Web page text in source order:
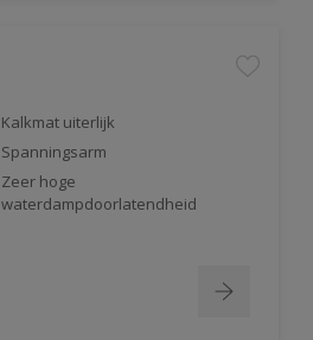
Kalkmat uiterlijk
Spanningsarm
Zeer hoge
waterdampdoorlatendheid